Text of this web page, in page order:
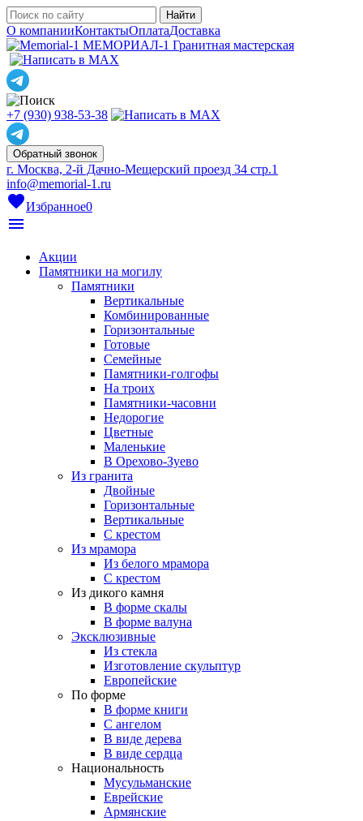
О компанииКонтактыОплатаДоставка
МЕМОРИАЛ-1 Гранитная мастерская
+7 (930) 938-53-38
Обратный звонок
г. Москва, 2-й Дачно-Мещерский проезд 34 стр.1
info@memorial-1.ru
favoriteИзбранное0
menu
Акции
Памятники на могилу
Памятники
Вертикальные
Комбинированные
Горизонтальные
Готовые
Семейные
Памятники-голгофы
На троих
Памятники-часовни
Недорогие
Цветные
Маленькие
В Орехово-Зуево
Из гранита
Двойные
Горизонтальные
Вертикальные
С крестом
Из мрамора
Из белого мрамора
С крестом
Из дикого камня
В форме скалы
В форме валуна
Эксклюзивные
Из стекла
Изготовление скульптур
Европейские
По форме
В форме книги
С ангелом
В виде дерева
В виде сердца
Национальность
Мусульманские
Еврейские
Армянские